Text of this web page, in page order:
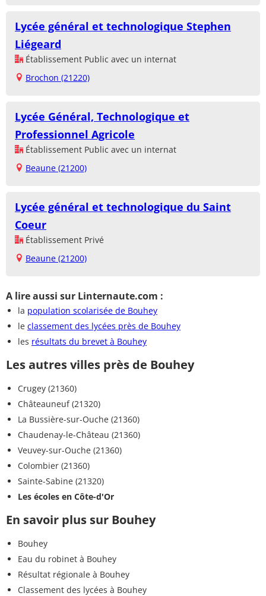
Lycée général et technologique Stephen
Liégeard
Établissement Public avec un internat
Brochon (21220)
Lycée Général, Technologique et
Professionnel Agricole
Établissement Public avec un internat
Beaune (21200)
Lycée général et technologique du Saint
Coeur
Établissement Privé
Beaune (21200)
A lire aussi sur Linternaute.com :
la population scolarisée de Bouhey
le classement des lycées près de Bouhey
les résultats du brevet à Bouhey
Les autres villes près de Bouhey
Crugey (21360)
Châteauneuf (21320)
La Bussière-sur-Ouche (21360)
Chaudenay-le-Château (21360)
Veuvey-sur-Ouche (21360)
Colombier (21360)
Sainte-Sabine (21320)
Les écoles en Côte-d'Or
En savoir plus sur Bouhey
Bouhey
Eau du robinet à Bouhey
Résultat régionale à Bouhey
Classement des lycées à Bouhey